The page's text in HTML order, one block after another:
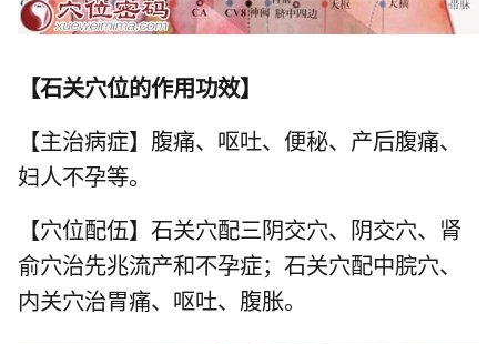
【石关穴位的作用功效】
【主治病症】腹痛、呕吐、便秘、产后腹痛、
妇人不孕等。
【穴位配伍】石关穴配三阴交穴、 阴交穴、 肾
俞穴治先兆流产和不孕症；石关穴配中脘穴、
内关穴治胃痛、呕吐、腹胀。